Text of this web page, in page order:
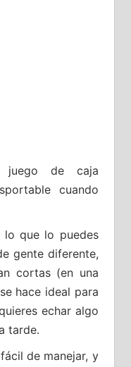
juego de caja
cuando
lo que lo puedes
gente diferente,
cortas (en una
hace ideal para
echar algo
tarde.
de manejar, y